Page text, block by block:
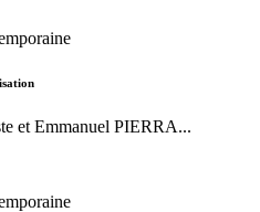
et Emmanuel PIERRA...